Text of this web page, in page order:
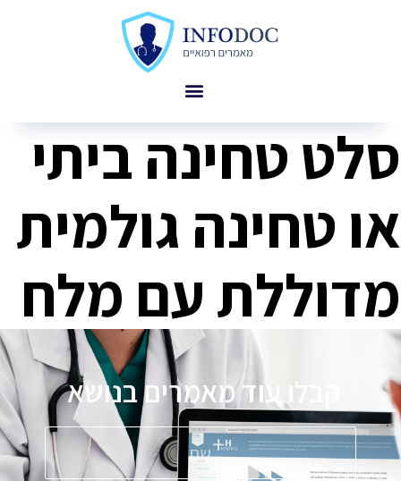
סלט טחינה ביתי
או טחינה גולמית
מדוללת עם מלח
קבלו עוד מאמרים בנושאפ